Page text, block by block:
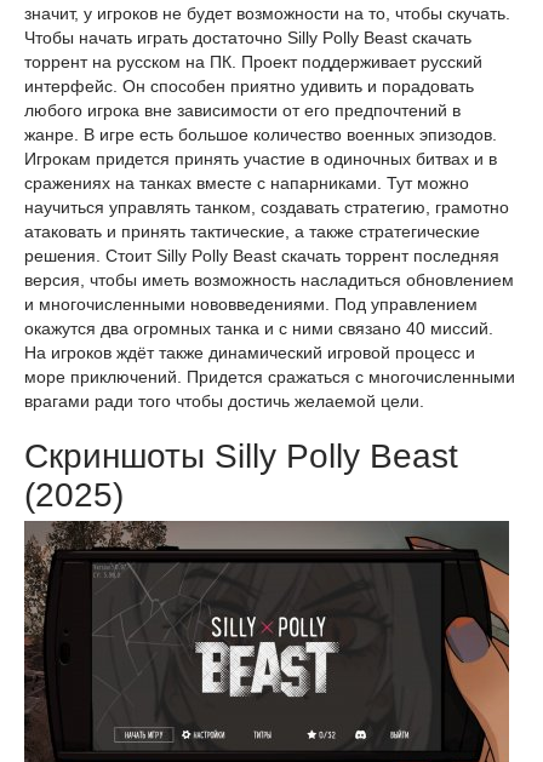
значит, у игроков не будет возможности на то, чтобы скучать.
Чтобы начать играть достаточно Silly Polly Beast скачать
торрент на русском на ПК. Проект поддерживает русский
интерфейс. Он способен приятно удивить и порадовать
любого игрока вне зависимости от его предпочтений в
жанре. В игре есть большое количество военных эпизодов.
Игрокам придется принять участие в одиночных битвах и в
сражениях на танках вместе с напарниками. Тут можно
научиться управлять танком, создавать стратегию, грамотно
атаковать и принять тактические, а также стратегические
решения. Стоит Silly Polly Beast скачать торрент последняя
версия, чтобы иметь возможность насладиться обновлением
и многочисленными нововведениями. Под управлением
окажутся два огромных танка и с ними связано 40 миссий.
На игроков ждёт также динамический игровой процесс и
море приключений. Придется сражаться с многочисленными
врагами ради того чтобы достичь желаемой цели.
Скриншоты Silly Polly Beast
(2025)